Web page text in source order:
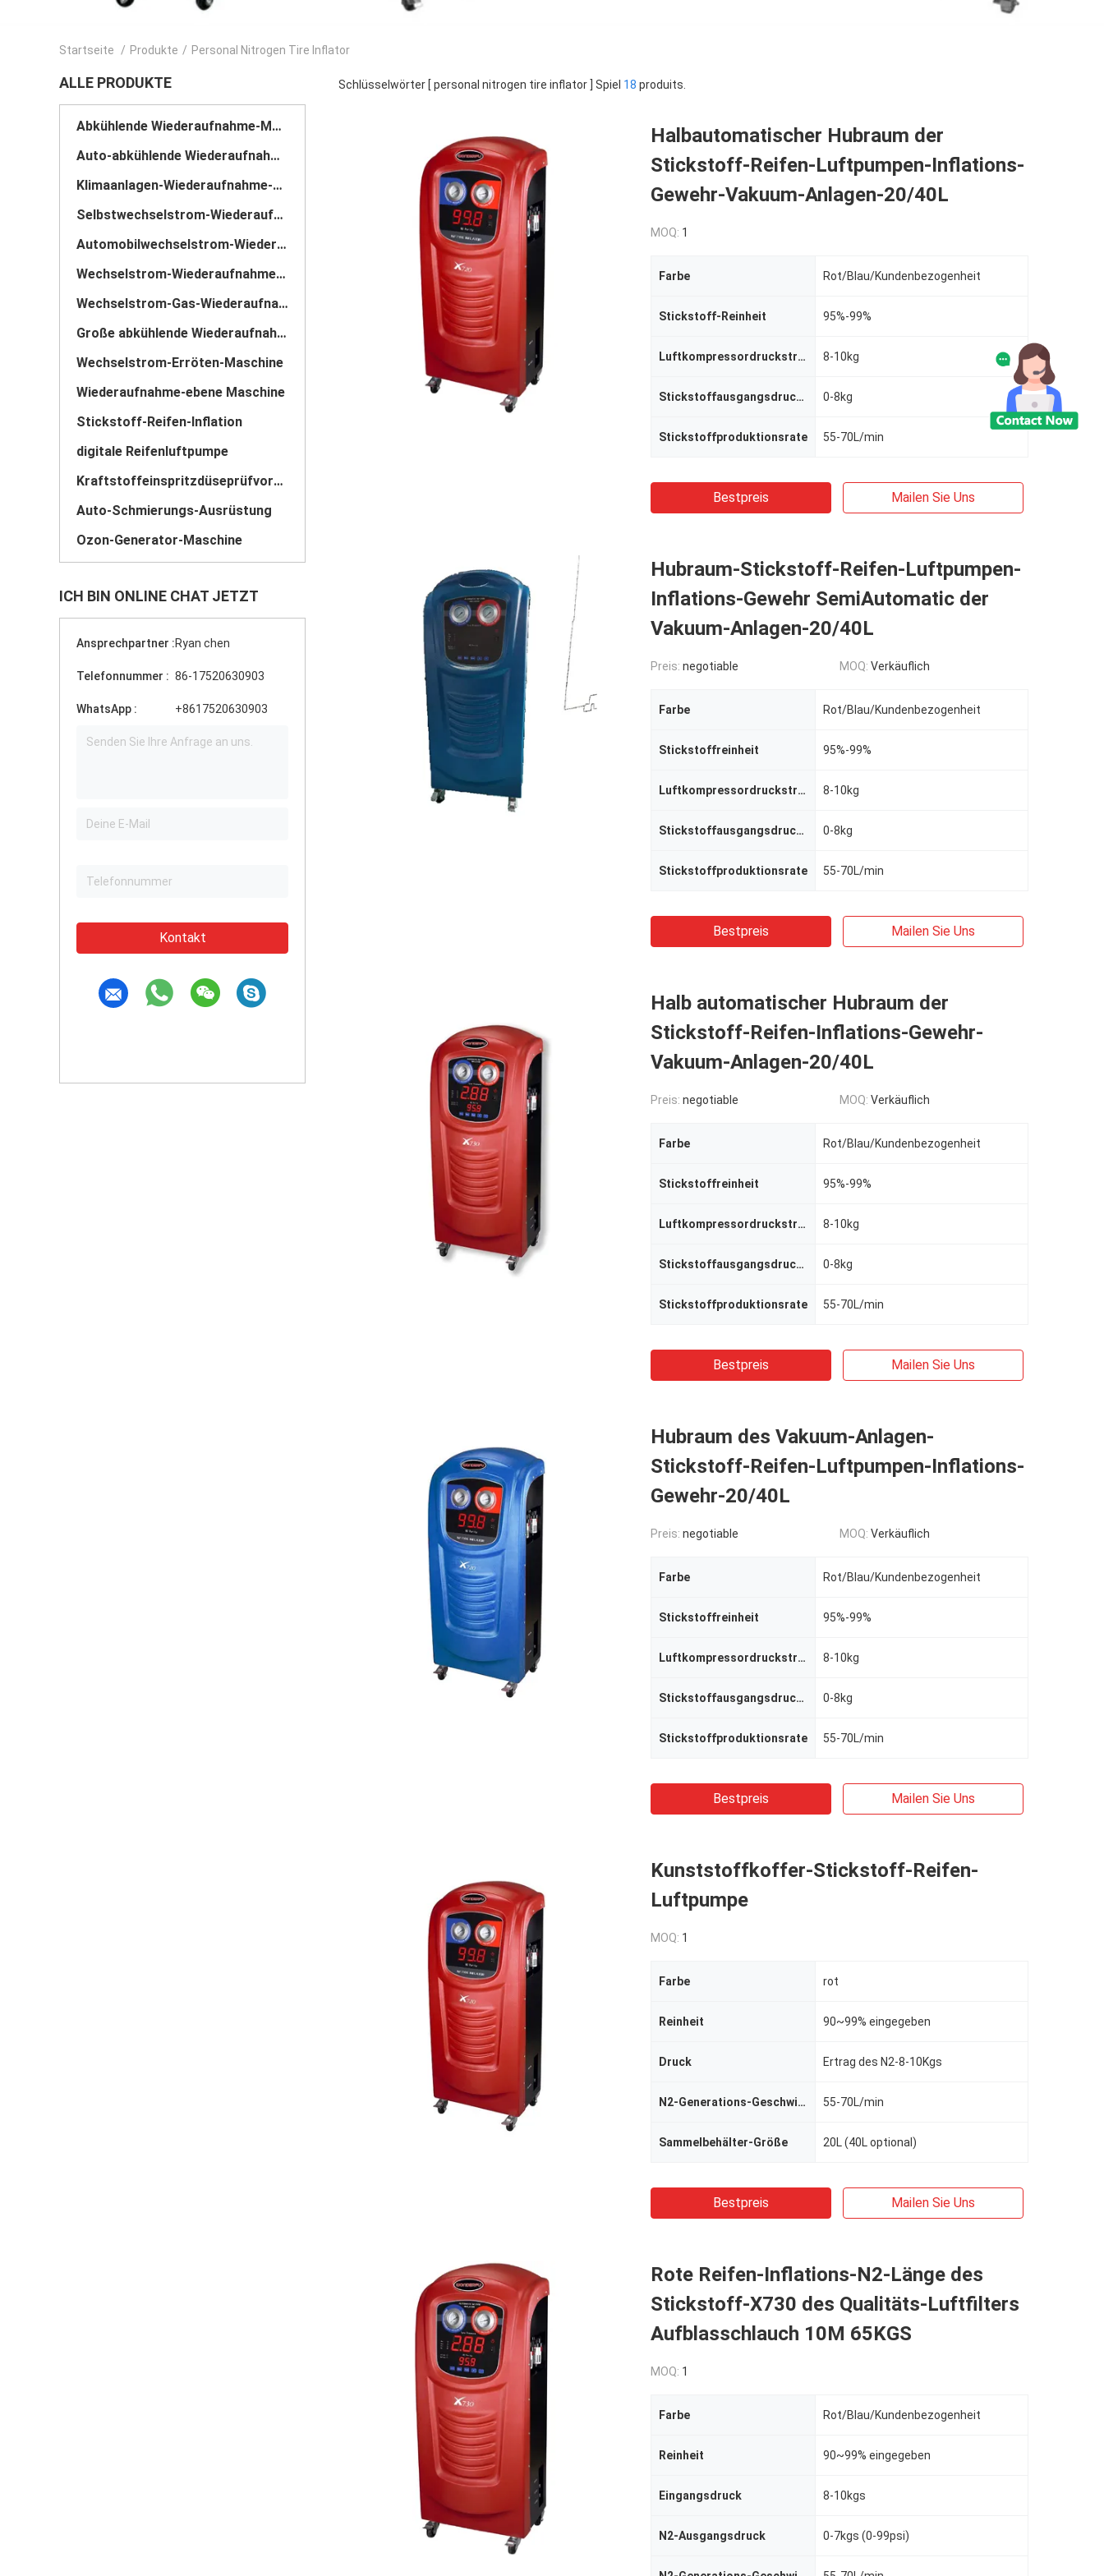
Startseite / Produkte / Personal Nitrogen Tire Inflator
ALLE PRODUKTE
Abkühlende Wiederaufnahme-Maschine Wechselstroms
Auto-abkühlende Wiederaufnahme-Maschine
Klimaanlagen-Wiederaufnahme-Maschine
Selbstwechselstrom-Wiederaufnahmemaschine
Automobilwechselstrom-Wiederaufnahmemaschine
Wechselstrom-Wiederaufnahme-Einheit
Wechselstrom-Gas-Wiederaufnahme-Maschine
Große abkühlende Wiederaufnahme-Maschine
Wechselstrom-Erröten-Maschine
Wiederaufnahme-ebene Maschine
Stickstoff-Reifen-Inflation
digitale Reifenluftpumpe
Kraftstoffeinspritzdüseprüfvorrichtung
Auto-Schmierungs-Ausrüstung
Ozon-Generator-Maschine
ICH BIN ONLINE CHAT JETZT
Ansprechpartner :Ryan chen
Telefonnummer : 86-17520630903
WhatsApp : +8617520630903
Kontakt
Schlüsselwörter [ personal nitrogen tire inflator ] Spiel 18 produits.
Halbautomatischer Hubraum der
Stickstoff-Reifen-Luftpumpen-Inflations-
Gewehr-Vakuum-Anlagen-20/40L
MOQ: 1
Farbe Rot/Blau/Kundenbezogenheit
Stickstoff-Reinheit 95%-99%
Luftkompressordruckstrecke 8-10kg
Stickstoffausgangsdruckstrecke 0-8kg
Stickstoffproduktionsrate 55-70L/min
Bestpreis Mailen Sie Uns
Hubraum-Stickstoff-Reifen-Luftpumpen-
Inflations-Gewehr SemiAutomatic der
Vakuum-Anlagen-20/40L
Preis: negotiable MOQ: Verkäuflich
Farbe Rot/Blau/Kundenbezogenheit
Stickstoffreinheit 95%-99%
Luftkompressordruckstrecke 8-10kg
Stickstoffausgangsdruckstrecke 0-8kg
Stickstoffproduktionsrate 55-70L/min
Bestpreis Mailen Sie Uns
Halb automatischer Hubraum der
Stickstoff-Reifen-Inflations-Gewehr-
Vakuum-Anlagen-20/40L
Preis: negotiable MOQ: Verkäuflich
Farbe Rot/Blau/Kundenbezogenheit
Stickstoffreinheit 95%-99%
Luftkompressordruckstrecke 8-10kg
Stickstoffausgangsdruckstrecke 0-8kg
Stickstoffproduktionsrate 55-70L/min
Bestpreis Mailen Sie Uns
Hubraum des Vakuum-Anlagen-
Stickstoff-Reifen-Luftpumpen-Inflations-
Gewehr-20/40L
Preis: negotiable MOQ: Verkäuflich
Farbe Rot/Blau/Kundenbezogenheit
Stickstoffreinheit 95%-99%
Luftkompressordruckstrecke 8-10kg
Stickstoffausgangsdruckstrecke 0-8kg
Stickstoffproduktionsrate 55-70L/min
Bestpreis Mailen Sie Uns
Kunststoffkoffer-Stickstoff-Reifen-
Luftpumpe
MOQ: 1
Farbe rot
Reinheit 90~99% eingegeben
Druck Ertrag des N2-8-10Kgs
N2-Generations-Geschwindigkeit 55-70L/min
Sammelbehälter-Größe 20L (40L optional)
Bestpreis Mailen Sie Uns
Rote Reifen-Inflations-N2-Länge des
Stickstoff-X730 des Qualitäts-Luftfilters
Aufblasschlauch 10M 65KGS
MOQ: 1
Farbe Rot/Blau/Kundenbezogenheit
Reinheit 90~99% eingegeben
Eingangsdruck 8-10kgs
N2-Ausgangsdruck 0-7kgs (0-99psi)